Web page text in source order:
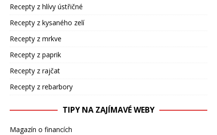
Recepty z hlívy ústřičné
Recepty z kysaného zelí
Recepty z mrkve
Recepty z paprik
Recepty z rajčat
Recepty z rebarbory
TIPY NA ZAJÍMAVÉ WEBY
Magazín o financích